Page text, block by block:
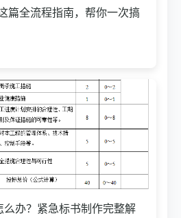
篇全流程指南，帮你一次搞
么办？紧急标书制作完整解